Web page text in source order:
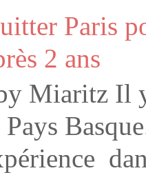
Paris
2 ans
Miaritz Il